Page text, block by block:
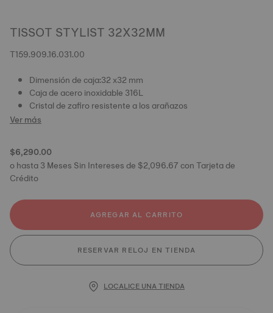
TISSOT STYLIST 32X32MM
T159.909.16.031.00
Dimensión de caja:32 x32 mm
Caja de acero inoxidable 316L
Cristal de zafiro resistente a los arañazos
Ver más
$6,290.00
o hasta 3 Meses Sin Intereses de $2,096.67 con Tarjeta de
Crédito
AGREGAR AL CARRITO
RESERVAR RELOJ EN TIENDA
LOCALICE UNA TIENDA